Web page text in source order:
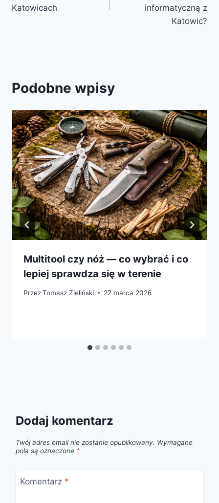
Katowicach
informatyczną z
Katowic?
Podobne wpisy
Multitool czy nóż — co wybrać i co
lepiej sprawdza się w terenie
PrzezTomasz Zieliński 27 marca 2026
Dodaj komentarz
Twój adres email nie zostanie opublikowany. Wymagane
pola są oznaczone *
Komentarz *